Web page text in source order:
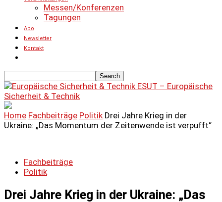
Messen/Konferenzen
Tagungen
Abo
Newsletter
Kontakt
ESUT – Europäische
Sicherheit & Technik
Home Fachbeiträge Politik Drei Jahre Krieg in der
Ukraine: „Das Momentum der Zeitenwende ist verpufft“
Fachbeiträge
Politik
Drei Jahre Krieg in der Ukraine: „Das